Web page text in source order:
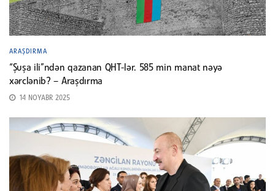
ARAŞDIRMA
“Şuşa ili”ndən qazanan QHT-lər. 585 min manat nəyə
xərclənib? – Araşdırma
14 NOYABR 2025